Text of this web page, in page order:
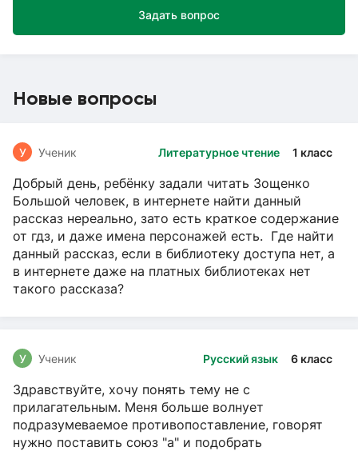
Задать вопрос
Новые вопросы
Литературное чтение 1 класс
У Ученик
Добрый день, ребёнку задали читать Зощенко
Большой человек, в интернете найти данный
рассказ нереально, зато есть краткое содержание
от гдз, и даже имена персонажей есть. Где найти
данный рассказ, если в библиотеку доступа нет, а
в интернете даже на платных библиотеках нет
такого рассказа?
Русский язык 6 класс
У Ученик
Здравствуйте, хочу понять тему не с
прилагательным. Меня больше волнует
подразумеваемое противопоставление, говорят
нужно поставить союз "а" и подобрать